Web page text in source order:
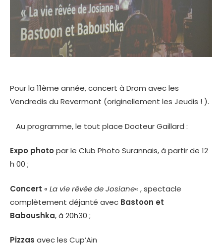
Pour la 11ème année, concert à Drom avec les
Vendredis du Revermont (originellement les Jeudis ! ).
Au programme, le tout place Docteur Gaillard :
Expo photopar le Club Photo Surannais, à partir de 12
h 00 ;
Concert « La vie rêvée de Josiane« , spectacle
complètement déjanté avec Bastoon et
Baboushka, à 20h30 ;
Pizzas avec les Cup’Ain